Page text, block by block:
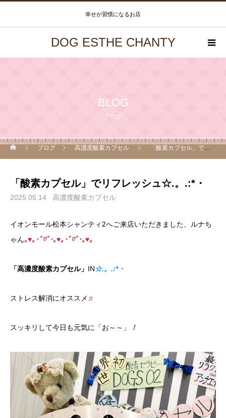
幸せが習慣になるお店
DOG ESTHE CHANTY
BLOG
ブログ
ブログ 高濃度酸素カプセル 「酸素カプセル」でリフレッシュ☆.。.:*・
「酸素カプセル」でリフレッシュ☆.。.:*・
2025.05.14 高濃度酸素カプセル
イオンモール松本シャンティ2へご来店いただきました、ルナち
ゃん｡♥｡･ﾟ♡ﾟ･｡♥｡･ﾟ♡ﾟ･｡♥｡
「高濃度酸素カプセル」 IN☆.。.:*・
ストレス解消にオススメ ♬
スッキリして今日も元気に「お～～」 ！